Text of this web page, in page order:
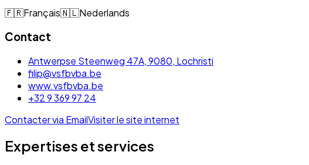
🇫🇷Français🇳🇱Nederlands
Contact
Antwerpse Steenweg 47A, 9080, Lochristi
filip@vsfbvba.be
www.vsfbvba.be
+32 9 369 97 24
Contacter via EmailVisiter le site internet
Expertises et services